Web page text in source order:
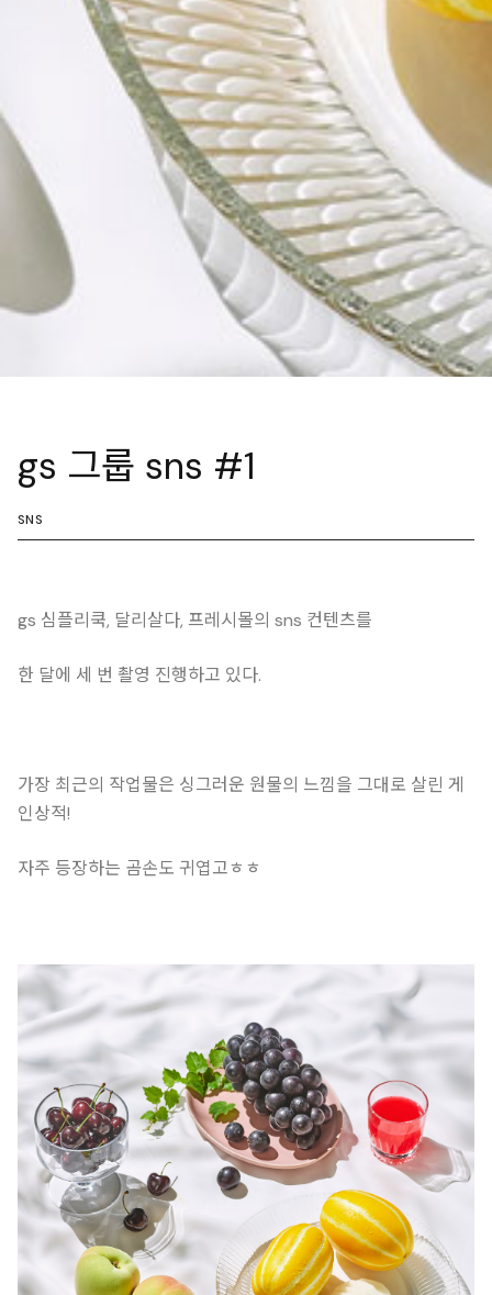
gs 그룹 sns #1
SNS
gs 심플리쿡, 달리살다, 프레시몰의 sns 컨텐츠를
한 달에 세 번 촬영 진행하고 있다.
가장 최근의 작업물은 싱그러운 원물의 느낌을 그대로 살린 게
인상적!
자주 등장하는 곰손도 귀엽고ㅎㅎ